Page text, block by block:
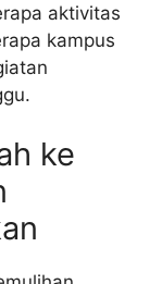
aktivitas
kampus
ke